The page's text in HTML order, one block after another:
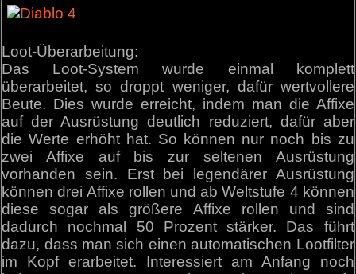
Loot-Überarbeitung:
Das Loot-System wurde einmal komplett
überarbeitet, so droppt weniger, dafür wertvollere
Beute. Dies wurde erreicht, indem man die Affixe
auf der Ausrüstung deutlich reduziert, dafür aber
die Werte erhöht hat. So können nur noch bis zu
zwei Affixe auf bis zur seltenen Ausrüstung
vorhanden sein. Erst bei legendärer Ausrüstung
können drei Affixe rollen und ab Weltstufe 4 können
diese sogar als größere Affixe rollen und sind
dadurch nochmal 50 Prozent stärker. Das führt
dazu, dass man sich einen automatischen Lootfilter
im Kopf erarbeitet. Interessiert am Anfang noch